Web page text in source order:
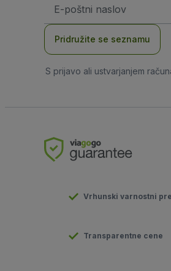
naslov
Pridružite se seznamu
S prijavo ali ustvarjanjem
Vrhunski varnostni
Transparentne cene